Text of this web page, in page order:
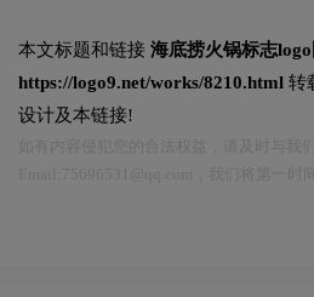
本文标题和链接 海底捞火锅标志
https://logo9.net/works/8210.html 转
设计及本链接!